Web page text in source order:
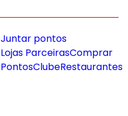
Juntar pontos
Lojas ParceirasComprar
PontosClubeRestaurantes